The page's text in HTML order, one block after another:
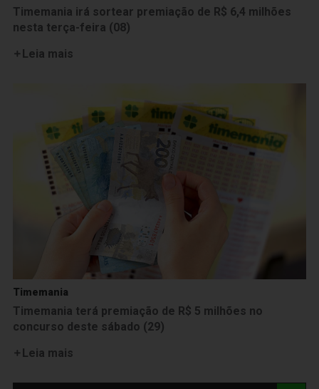
Timemania irá sortear premiação de R$ 6,4 milhões
nesta terça-feira (08)
Leia mais
Timemania
Timemania terá premiação de R$ 5 milhões no
concurso deste sábado (29)
Leia mais